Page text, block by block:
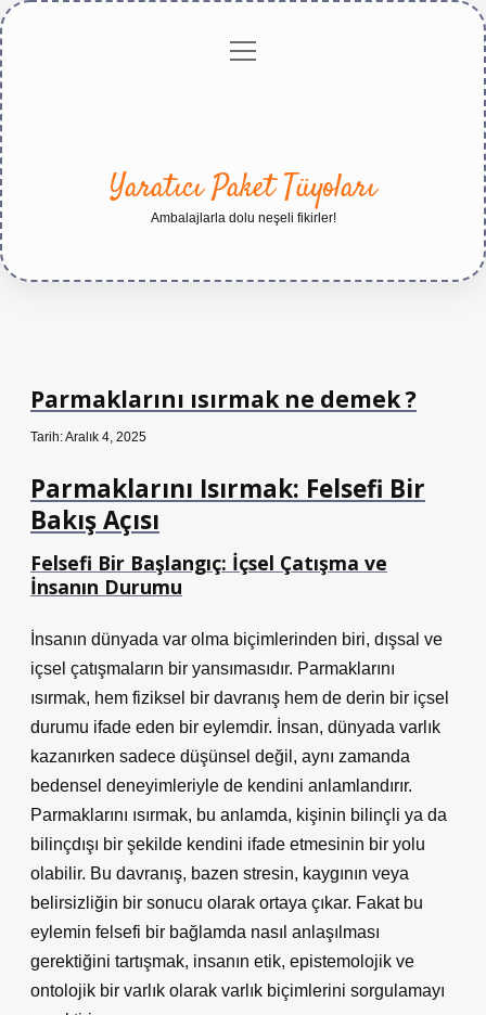
Gizlilikmenüyü
Yaratıcı Paket Tüyoları
Ambalajlarla dolu neşeli fikirler!
Parmaklarını ısırmak ne demek ?
Tarih: Aralık 4, 2025
Parmaklarını Isırmak: Felsefi Bir
Bakış Açısı
Felsefi Bir Başlangıç: İçsel Çatışma ve
İnsanın Durumu
İnsanın dünyada var olma biçimlerinden biri, dışsal ve
içsel çatışmaların bir yansımasıdır. Parmaklarını
ısırmak, hem fiziksel bir davranış hem de derin bir içsel
durumu ifade eden bir eylemdir. İnsan, dünyada varlık
kazanırken sadece düşünsel değil, aynı zamanda
bedensel deneyimleriyle de kendini anlamlandırır.
Parmaklarını ısırmak, bu anlamda, kişinin bilinçli ya da
bilinçdışı bir şekilde kendini ifade etmesinin bir yolu
olabilir. Bu davranış, bazen stresin, kaygının veya
belirsizliğin bir sonucu olarak ortaya çıkar. Fakat bu
eylemin felsefi bir bağlamda nasıl anlaşılması
gerektiğini tartışmak, insanın etik, epistemolojik ve
ontolojik bir varlık olarak varlık biçimlerini sorgulamayı